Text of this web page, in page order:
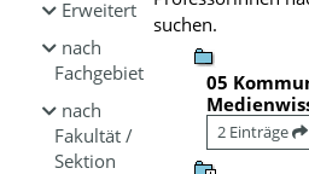
Erweitert
nach
Fachgebiet
nach
Fakultät /
Sektion
suchen.
05
2 Einträge